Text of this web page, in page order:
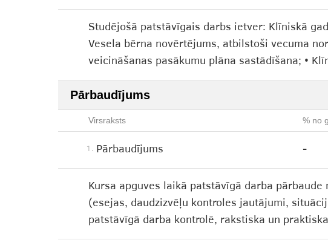
Studējošā patstāvīgais darbs ietver: Klīniskā
Vesela bērna novērtējums, atbilstoši vecuma
veicināšanas pasākumu plāna sastādīšana; •
Pārbaudījums
Virsraksts % no
1. Pārbaudījums -
Kursa apguves laikā patstāvīgā darba
(esejas, daudzizvēļu kontroles jautājumi,
patstāvīgā darba kontrolē, rakstiska un